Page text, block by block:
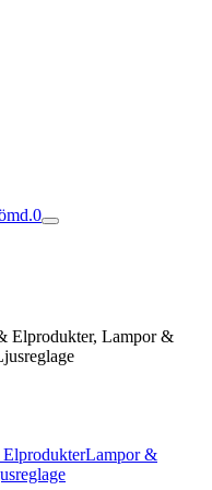
0
Elprodukter, Lampor &
Lampor &